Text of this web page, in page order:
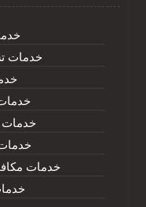
خدمات
خدمات
خدمات